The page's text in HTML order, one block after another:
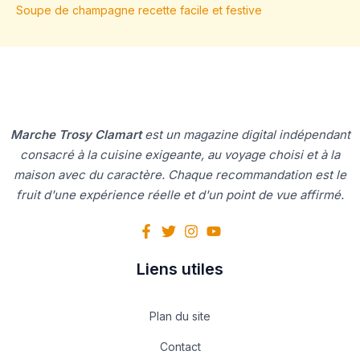
Soupe de champagne recette facile et festive
Marche Trosy Clamartest un magazine digital indépendant
consacré à la cuisine exigeante, au voyage choisi et à la
maison avec du caractère. Chaque recommandation est le
fruit d'une expérience réelle et d'un point de vue affirmé.
Liens utiles
Plan du site
Contact